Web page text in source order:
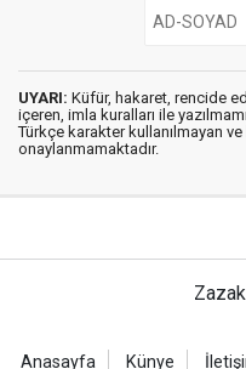
UYARI: Küfür, hakaret, rencide
içeren, imla kuralları ile
Türkçe karakter kullanılmayan
onaylanmamaktadır.
Anasayfa Künye